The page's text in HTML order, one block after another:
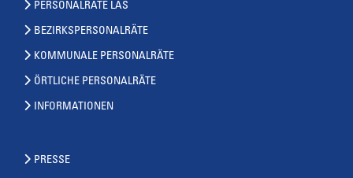
PERSONALRÄTE LAS
BEZIRKSPERSONALRÄTE
KOMMUNALE PERSONALRÄTE
ÖRTLICHE PERSONALRÄTE
INFORMATIONEN
PRESSE